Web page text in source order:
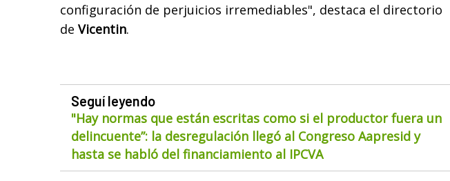
configuración de perjuicios irremediables", destaca el directorio
de Vicentin.
Seguí leyendo
"Hay normas que están escritas como si el productor fuera un
delincuente”: la desregulación llegó al Congreso Aapresid y
hasta se habló del financiamiento al IPCVA